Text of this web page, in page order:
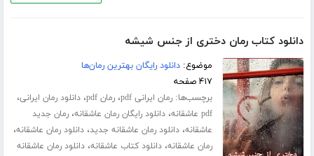
دانلود کتاب رمان دختری از جنس شیشه
موضوع:دانلود رایگان بهترین رمان‌ها
۴۱۷ صفحه
برچسب‌ها:رمان ایرانی pdf ،رمان pdf ،دانلود رمان ایرانی،
pdf عاشقانه ،دانلود رایگان رمان عاشقانه،رمان جدید
عاشقانه،دانلود رمان عاشقانه جدید،دانلود رمان عاشقانه،
رمان عاشقانه،دانلود کتاب عاشقانه،دانلود رمان عاشقانه